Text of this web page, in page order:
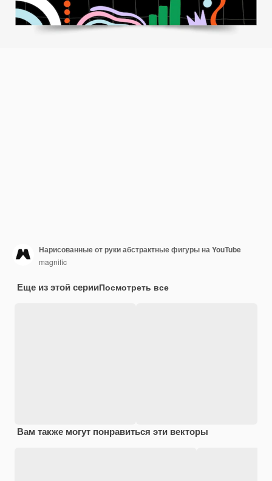
Нарисованные от руки абстрактные фигуры на YouTube
magnific
Еще из этой серииПосмотреть все
Вам также могут понравиться эти векторы